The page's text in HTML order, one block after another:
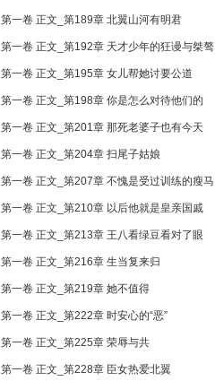
第一卷 正文_第189章 北翼山河有明君
第一卷 正文_第192章 天才少年的狂谩与桀骜
第一卷 正文_第195章 女儿帮她讨要公道
第一卷 正文_第198章 你是怎么对待他们的
第一卷 正文_第201章 那死老婆子也有今天
第一卷 正文_第204章 扫尾子姑娘
第一卷 正文_第207章 不愧是受过训练的瘦马
第一卷 正文_第210章 以后他就是皇亲国戚
第一卷 正文_第213章 王八看绿豆看对了眼
第一卷 正文_第216章 生当复来归
第一卷 正文_第219章 她不值得
第一卷 正文_第222章 时安心的“恶”
第一卷 正文_第225章 荣辱与共
第一卷 正文_第228章 臣女热爱北翼